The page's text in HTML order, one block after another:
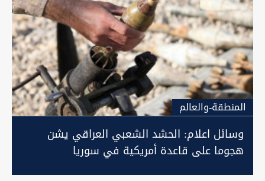
المنطقة-والعالم
وسائل اعلام: الحشد الشعبي العراقي يشن
هجوما على قاعدة أمريكية في سوريا